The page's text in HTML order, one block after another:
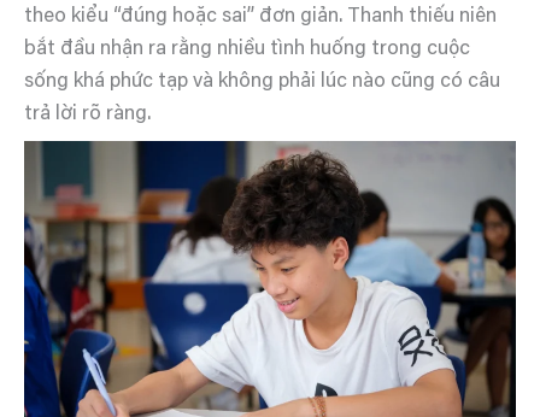
theo kiểu “đúng hoặc sai” đơn giản. Thanh thiếu niên
bắt đầu nhận ra rằng nhiều tình huống trong cuộc
sống khá phức tạp và không phải lúc nào cũng có câu
trả lời rõ ràng.